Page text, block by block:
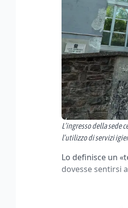
L’ingresso della sede
l’utilizzo di servizi
Lo definisce un
dovesse sentirsi